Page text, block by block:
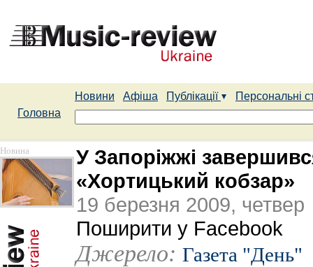
Новини Афіша Публікації
Персональні
Головна
Новина
У Запоріжжі
«Хортицький кобзар»
19 березня 2009, четвер
Поширити у Facebook
Джерело: Газета "День"